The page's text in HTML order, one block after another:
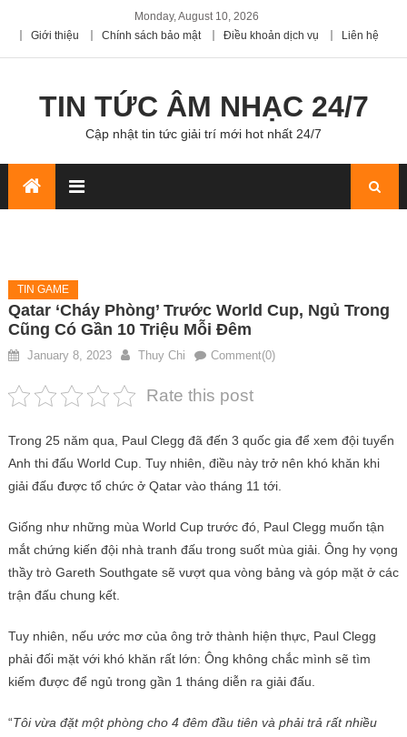
Monday, August 10, 2026
Giới thiệu
Chính sách bảo mật Điều khoản dịch vụ Liên hệ
TIN TỨC ÂM NHẠC 24/7
Cập nhật tin tức giải trí mới hot nhất 24/7
TIN GAME
Qatar ‘cháy Phòng’ Trước World Cup, Ngủ Trong
Cũng Có Gần 10 Triệu Mỗi Đêm
January 8, 2023 Thuy Chi Comment(0)
Rate this post
Trong 25 năm qua, Paul Clegg đã đến 3 quốc gia để xem đội tuyển
Anh thi đấu World Cup. Tuy nhiên, điều này trở nên khó khăn khi
giải đấu được tổ chức ở Qatar vào tháng 11 tới.
Giống như những mùa World Cup trước đó, Paul Clegg muốn tận
mắt chứng kiến ​​đội nhà tranh đấu trong suốt mùa giải. Ông hy vọng
thầy trò Gareth Southgate sẽ vượt qua vòng bảng và góp mặt ở các
trận đấu chung kết.
Tuy nhiên, nếu ước mơ của ông trở thành hiện thực, Paul Clegg
phải đối mặt với khó khăn rất lớn: Ông không chắc mình sẽ tìm
kiếm được để ngủ trong gần 1 tháng diễn ra giải đấu.
“Tôi vừa đặt một phòng cho 4 đêm đầu tiên và phải trả rất nhiều